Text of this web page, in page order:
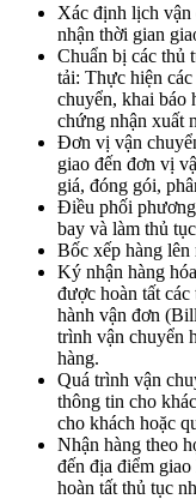
Xác định lịch vận
nhận thời gian
Chuẩn bị các thủ
tải: Thực hiện
chuyển, khai báo
chứng nhận xuất
Đơn vị vận
giao đến đơn vị
giá, đóng gói,
Điều phối
bay và làm thủ
Bốc xếp hàng lên
Ký nhận hàng
được hoàn tất
hành vận đơn
trình vận chuyển
hàng.
Quá trình vận
thông tin cho
cho khách hoặc
Nhận hàng theo
đến địa điểm giao
hoàn tất thủ tục